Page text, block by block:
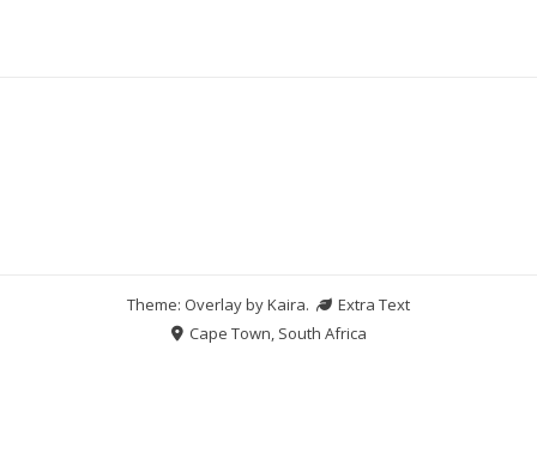
Theme: Overlay byKaira.
Extra Text
Cape Town, South Africa